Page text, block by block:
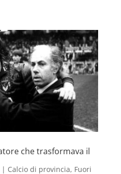
che trasformava il
Calcio di provincia, Fuori